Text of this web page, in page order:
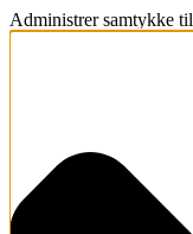
Administrer samtykke